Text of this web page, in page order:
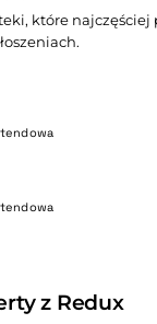
które najczęściej
z Redux